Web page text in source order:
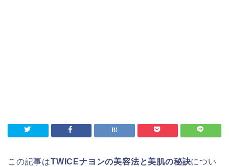
この記事はTWICEナヨンの美容法と美肌の秘訣につい